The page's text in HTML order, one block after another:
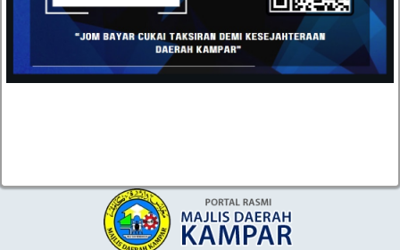
TENDER DAN SEBUTHARGA
KEPUTUSAN TENDER DAN SEBUTHARGA
JAWATAN KOSONG